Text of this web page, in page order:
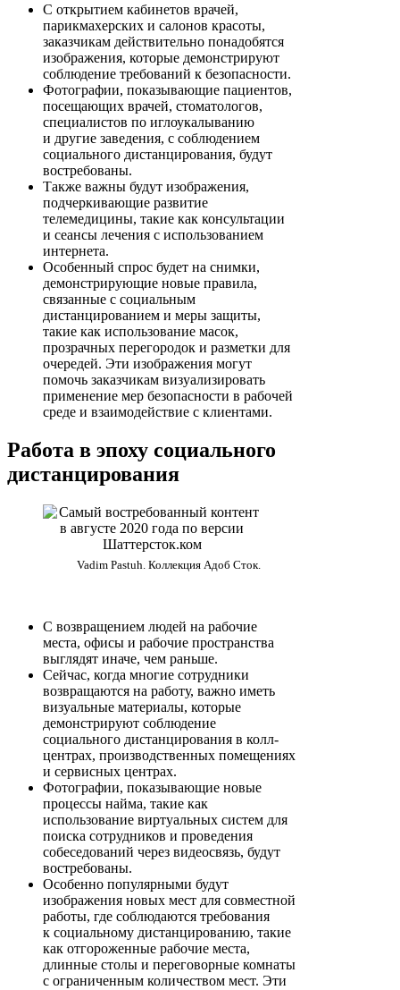
С открытием кабинетов врачей,
парикмахерских и салонов красоты,
заказчикам действительно понадобятся
изображения, которые демонстрируют
соблюдение требований к безопасности.
Фотографии, показывающие пациентов,
посещающих врачей, стоматологов,
специалистов по иглоукалыванию
и другие заведения, с соблюдением
социального дистанцирования, будут
востребованы.
Также важны будут изображения,
подчеркивающие развитие
телемедицины, такие как консультации
и сеансы лечения с использованием
интернета.
Особенный спрос будет на снимки,
демонстрирующие новые правила,
связанные с социальным
дистанцированием и меры защиты,
такие как использование масок,
прозрачных перегородок и разметки для
очередей. Эти изображения могут
помочь заказчикам визуализировать
применение мер безопасности в рабочей
среде и взаимодействие с клиентами.
Работа в эпоху социального
дистанцирования
Vadim Pastuh. Коллекция Адоб Сток.
С возвращением людей на рабочие
места, офисы и рабочие пространства
выглядят иначе, чем раньше.
Сейчас, когда многие сотрудники
возвращаются на работу, важно иметь
визуальные материалы, которые
демонстрируют соблюдение
социального дистанцирования в колл-
центрах, производственных помещениях
и сервисных центрах.
Фотографии, показывающие новые
процессы найма, такие как
использование виртуальных систем для
поиска сотрудников и проведения
собеседований через видеосвязь, будут
востребованы.
Особенно популярными будут
изображения новых мест для совместной
работы, где соблюдаются требования
к социальному дистанцированию, такие
как отгороженные рабочие места,
длинные столы и переговорные комнаты
с ограниченным количеством мест. Эти